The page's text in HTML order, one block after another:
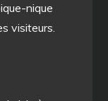
nique
visiteurs.